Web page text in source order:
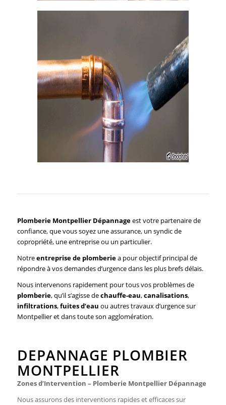
Plomberie Montpellier Dépannageest votre partenaire de
confiance, que vous soyez une assurance, un syndic de
copropriété, une entreprise ou un particulier.
Notreentreprise de plomberiea pour objectif principal de
répondre à vos demandes d’urgence dans les plus brefs délais.
Nous intervenons rapidement pour tous vos problèmes de
plomberie, qu’il s’agisse dechauffe-eau,canalisations,
infiltrations,fuites d’eau ou autres travaux d’urgence sur
Montpellier et dans toute son agglomération.
DEPANNAGE PLOMBIER
MONTPELLIER
Zones d’Intervention – Plomberie Montpellier Dépannage
Nous assurons des interventions rapides et efficaces sur